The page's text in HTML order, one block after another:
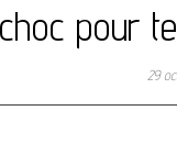
pour
29